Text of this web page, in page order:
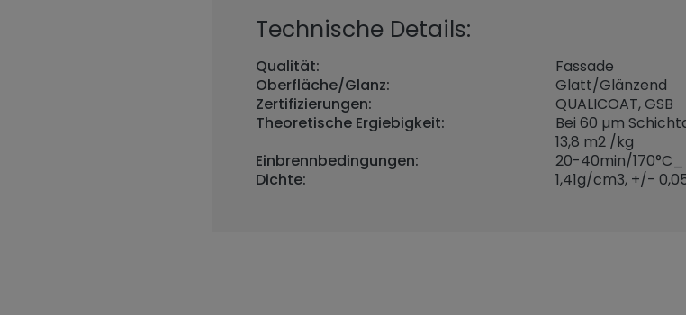
Technische Details:
Qualität:
Fassade
Oberfläche/Glanz:
Glatt/Glänzend
Zertifizierungen:
QUALICOAT, GSB
Theoretische Ergiebigkeit:
Bei 60 µm
13,8 m2 /kg
Einbrennbedingungen:
20-40min/
Dichte:
1,41g/cm3, +/-